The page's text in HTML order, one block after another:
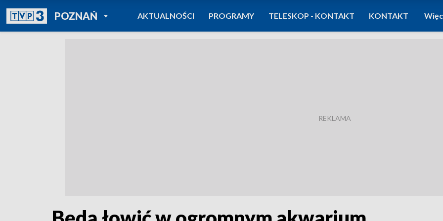
POZNAŃPOWRÓT DO
TVP REGIONY
AKTUALNOŚCI PROGRAMY TELESKOP - KONTAKT KONTAKT